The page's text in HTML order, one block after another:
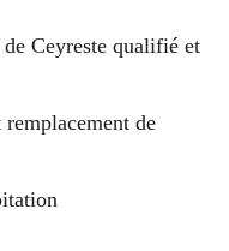
Ceyreste qualifié et
de